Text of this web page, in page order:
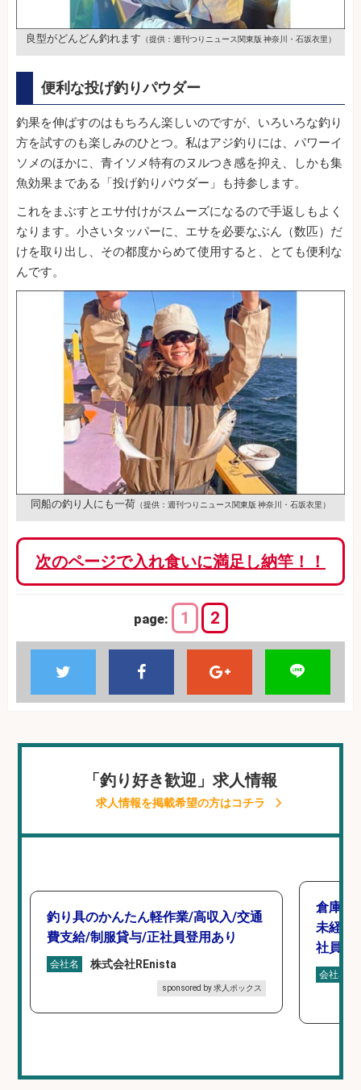
良型がどんどん釣れます （提供：週刊つりニュース関東版 神奈川・石坂衣里）
便利な投げ釣りパウダー
釣果を伸ばすのはもちろん楽しいのですが、いろいろな釣り
方を試すのも楽しみのひとつ。私はアジ釣りには、パワーイ
ソメのほかに、青イソメ特有のヌルつき感を抑え、しかも集
魚効果まである「投げ釣りパウダー」も持参します。
これをまぶすとエサ付けがスムーズになるので手返しもよく
なります。小さいタッパーに、エサを必要なぶん（数匹）だ
けを取り出し、その都度からめて使用すると、とても便利な
んです。
同船の釣り人にも一荷 （提供：週刊つりニュース関東版 神奈川・石坂衣里）
次のページで入れ食いに満足し納竿！！
page: 1 2
「釣り好き歓迎」求人情報
求人情報を掲載希望の方はコチラ
釣り具のかんたん軽作業/高収入/交通
費支給/制服貸与/正社員登用あり
会社名 株式会社REnista
sponsored by 求人ボックス
倉庫で
未経験
社員登
会社名